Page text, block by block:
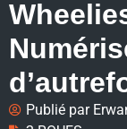
Publié par